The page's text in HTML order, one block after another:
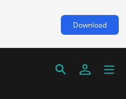
Download